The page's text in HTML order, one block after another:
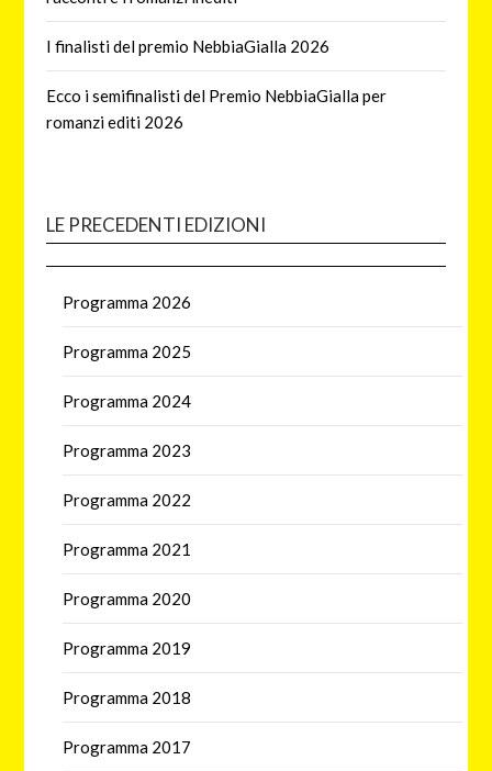
I finalisti del premio NebbiaGialla 2026
Ecco i semifinalisti del Premio NebbiaGialla per
romanzi editi 2026
LE PRECEDENTI EDIZIONI
Programma 2026
Programma 2025
Programma 2024
Programma 2023
Programma 2022
Programma 2021
Programma 2020
Programma 2019
Programma 2018
Programma 2017